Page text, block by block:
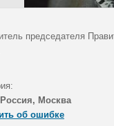
председателя
Россия, Москва
об ошибке